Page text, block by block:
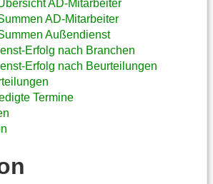
AD-Mitarbeiter
AD-Mitarbeiter
Außendienst
Erfolg nach Branchen
Erfolg nach Beurteilungen
Termine